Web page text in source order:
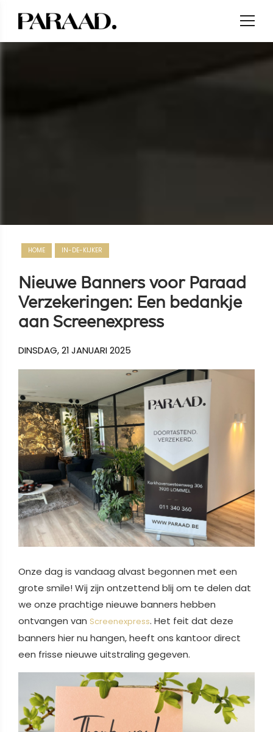
HOME IN-DE-KIJKER
Nieuwe Banners voor Paraad
Verzekeringen: Een bedankje
aan Screenexpress
DINSDAG, 21 JANUARI 2025
Onze dag is vandaag alvast begonnen met een
grote smile! Wij zijn ontzettend blij om te delen dat
we onze prachtige nieuwe banners hebben
ontvangen van Screenexpress. Het feit dat deze
banners hier nu hangen, heeft ons kantoor direct
een frisse nieuwe uitstraling gegeven.